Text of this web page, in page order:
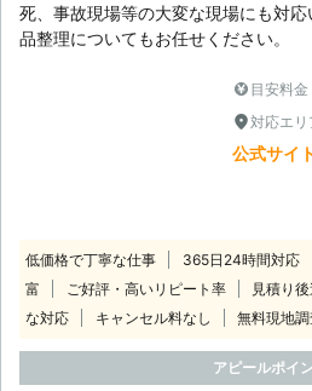
死、事故現場等の大変な現場にも対
品整理についてもお任せください。
目安料金
対応エリ
公式サイ
低価格で丁寧な仕事 365日24時間対応
富
ご好評・高いリピート率 見積り
な対応
キャンセル料なし 無料現地
アピールポイ